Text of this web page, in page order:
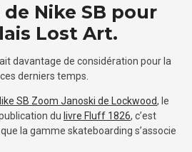
Nike SB pour
Lost Art.
ait davantage de considération pour la
derniers temps.
SB Zoom Janoski de Lockwood, le
du livre Fluff 1826, c’est
la gamme skateboarding s’associe